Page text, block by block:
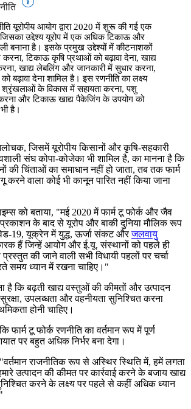
यूरोपीय आयोग द्वारा 2020 में शुरू की गई एक
जिसका उद्देश्य यूरोप में एक अधिक टिकाऊ और
बनाना है। इसके प्रमुख उद्देश्यों में कीटनाशकों
टिकाऊ कृषि प्रथाओं को बढ़ावा देना, खाद्य
खाद्य लेबलिंग और जानकारी में सुधार करना,
बढ़ावा देना शामिल है। इस रणनीति का लक्ष्य
श्रृंखलाओं के विकास में सहायता करना, पशु
और टिकाऊ खाद्य पैकेजिंग के उपयोग को
है।
जिसमें यूरोपीय किसानों और कृषि-सहकारी
संघ कोपा-कोजेका भी शामिल है, का मानना है कि
की चिंताओं का समाधान नहीं हो जाता, तब तक फार्म
करने वाला कोई भी कानून पारित नहीं किया जाना
को बताया, "मई 2020 में फार्म टू फोर्क और जैव
प्रकाशन के बाद से यूरोप और बाकी दुनिया मौलिक रूप
19, यूक्रेन में युद्ध, ऊर्जा संकट औरजलवायु
हैं जिन्हें आयोग और ई.यू. संस्थानों को पहले ही
की जाने वाली सभी विधायी पहलों पर चर्चा
समय ध्यान में रखना चाहिए।"
है कि बढ़ती खाद्य वस्तुओं की कीमतों और उत्पादन
उपलब्धता और वहनीयता सुनिश्चित करना
होनी चाहिए।
फार्म टू फोर्क रणनीति का वर्तमान रूप में पूर्ण
पर बहुत अधिक निर्भर बना देगा।
राजनीतिक रूप से अस्थिर स्थिति में, हमें लगता
उत्पादन की कीमत पर कार्रवाई करने के बजाय खाद्य
करने के लक्ष्य पर पहले से कहीं अधिक ध्यान